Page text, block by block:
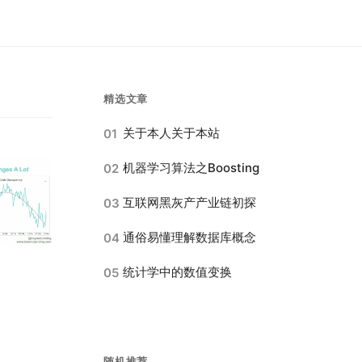
精选文章
01 关于本人关于本站
02 机器学习算法之Boosting
03 互联网黑灰产产业链初探
04 通俗易懂理解数据库概念
05 统计学中的数值变换